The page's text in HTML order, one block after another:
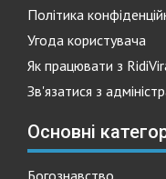
Політика
Угода користувача
Як працювати з
Зв'язатися з
Основні